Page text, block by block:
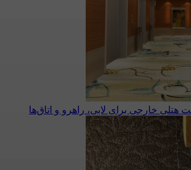
هتلی خارجی برای لابی، راهرو و اتاق‌ها